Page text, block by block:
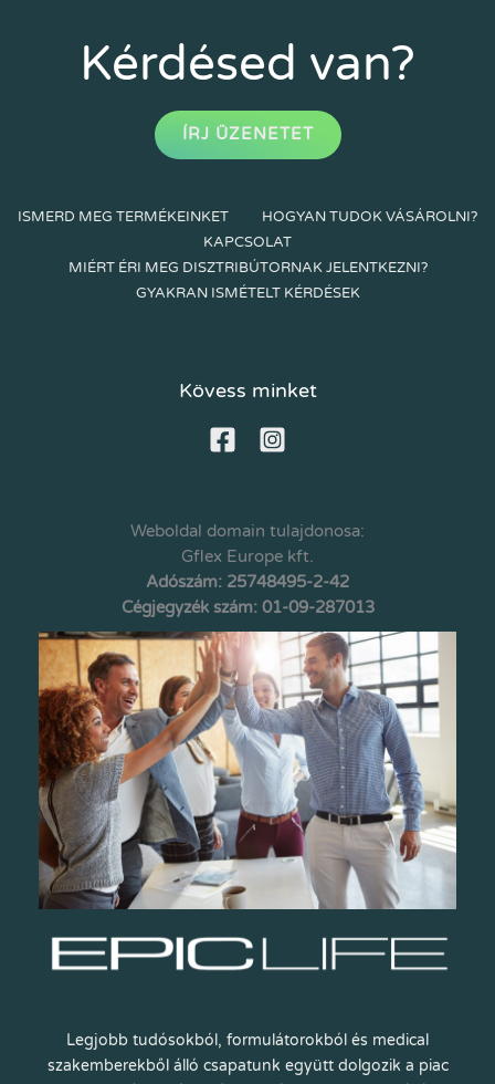
Kérdésed van?
ÍRJ ÜZENETET
ISMERD MEG TERMÉKEINKET
HOGYAN TUDOK VÁSÁROLNI?
KAPCSOLAT
MIÉRT ÉRI MEG DISZTRIBÚTORNAK JELENTKEZNI?
GYAKRAN ISMÉTELT KÉRDÉSEK
Kövess minket
Weboldal domain tulajdonosa:
Gflex Europe kft.
Adószám: 25748495-2-42
Cégjegyzék szám: 01-09-287013
Legjobb tudósokból, formulátorokból és medical
szakemberekből álló csapatunk együtt dolgozik a piac